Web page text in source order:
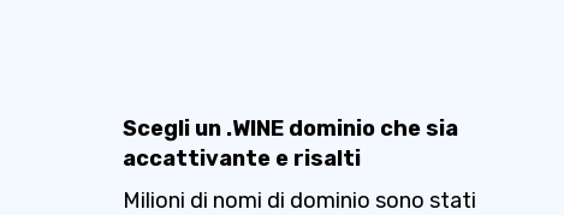
Scegli un .WINE dominio che sia
accattivante e risalti
Milioni di nomi di dominio sono stati